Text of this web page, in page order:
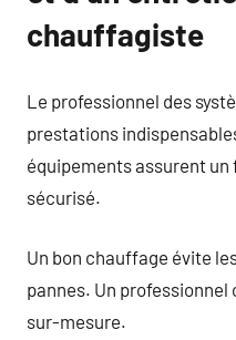
chauffagiste
Le professionnel des
prestations
équipements assurent
sécurisé.
Un bon chauffage évite
pannes. Un
sur-mesure.